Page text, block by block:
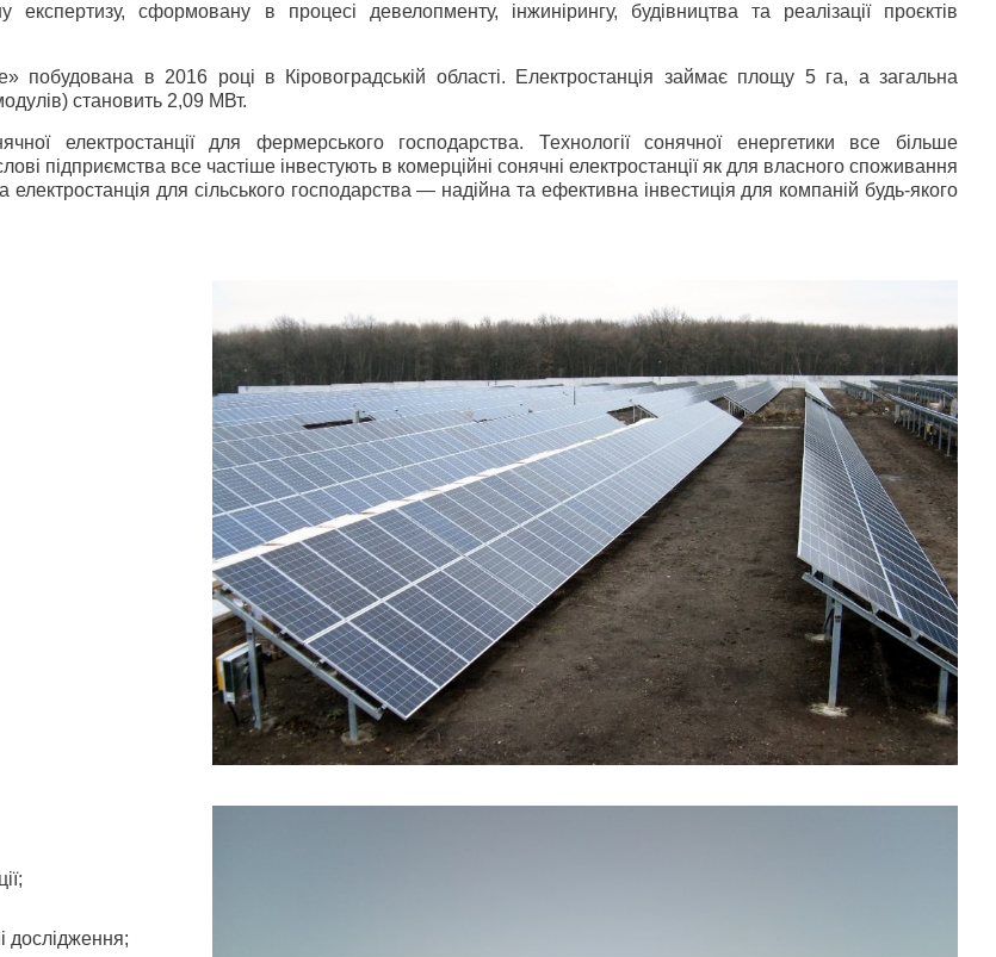
сформовану в процесі девелопменту, інжинірингу, будівництва та реалізації проєктів
побудована в 2016 році в Кіровоградській області. Електростанція займає площу 5 га, а загальна
становить 2,09 МВт.
електростанції для фермерського господарства. Технології сонячної енергетики все більше
підприємства все частіше інвестують в комерційні сонячні електростанції як для власного споживання
для сільського господарства — надійна та ефективна інвестиція для компаній будь-якого
дослідження;